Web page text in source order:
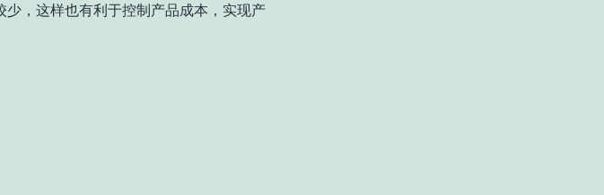
，这样也有利于控制产品成本，实现产